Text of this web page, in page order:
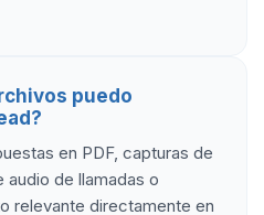
puedo
en PDF, capturas de
audio de llamadas o
relevante directamente en